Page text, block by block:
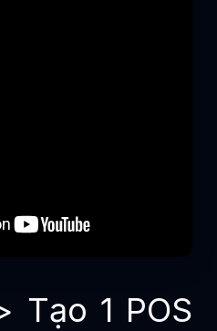
Tạo 1 POS